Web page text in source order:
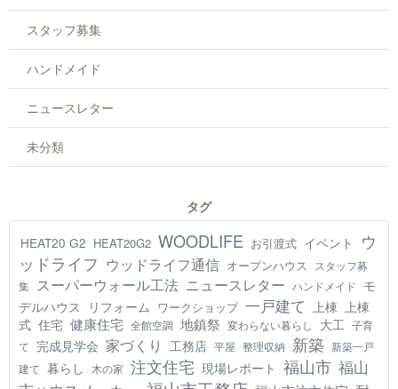
スタッフ募集
ハンドメイド
ニュースレター
未分類
タグ
HEAT20 G2 HEAT20G2 WOODLIFE お引渡式 イベント
ウ
ッドライフ ウッドライフ通信 オープンハウス
スタッフ募
集 スーパーウォール工法 ニュースレター ハンドメイド モ
デルハウス
リフォーム ワークショップ 一戸建て 上棟 上棟
式 住宅 健康住宅 全館空調 地鎮祭 変わらない暮らし 大工 子育
て 完成見学会 家づくり 工務店 平屋 整理収納 新築 新築一戸
建て 暮らし 木の家 注文住宅 現場レポート 福山市 福山